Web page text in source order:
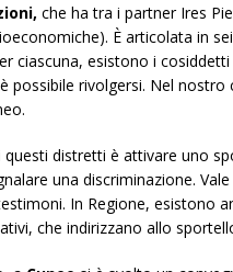
che ha tra i partner Ires
È articolata in
ciascuna, esistono i
possibile rivolgersi. Nel nostro
distretti è attivare uno
una discriminazione.
In Regione, esistono
che indirizzano allo